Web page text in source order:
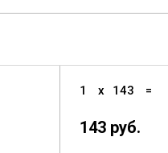
1 x 143 =
143 руб.